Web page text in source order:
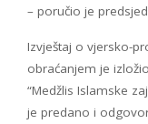
– poručio je
Izvještaj o vjersko-
obraćanjem je
“Medžlis Islamske
je predano i